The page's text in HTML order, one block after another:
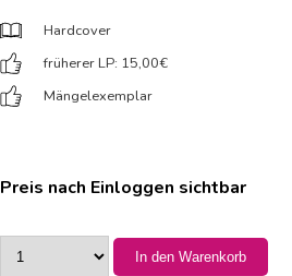
Hardcover
früherer LP: 15,00€
Mängelexemplar
Preis nach Einloggen sichtbar
In den Warenkorb